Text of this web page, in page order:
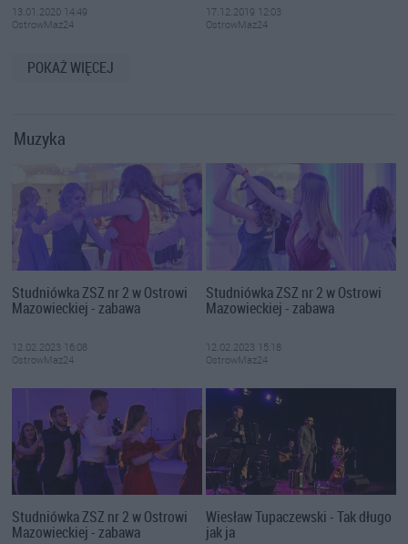
13.01.2020 14:49
OstrowMaz24
17.12.2019 12:03
OstrowMaz24
POKAŻ WIĘCEJ
Muzyka
Studniówka ZSZ nr 2 w Ostrowi
Mazowieckiej - zabawa
12.02.2023 16:08
OstrowMaz24
Studniówka ZSZ nr 2 w Ostrowi
Mazowieckiej - zabawa
12.02.2023 15:18
OstrowMaz24
Studniówka ZSZ nr 2 w Ostrowi
Mazowieckiej - zabawa
Wiesław Tupaczewski - Tak długo
jak ja